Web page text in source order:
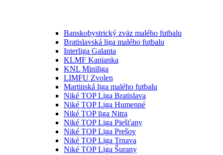
Banskobystrický zväz malého futbalu
Bratislavská liga malého futbalu
Interliga Galanta
KLMF Kanianka
KNL Miniliga
LIMFU Zvolen
Martinská liga malého futbalu
Niké TOP Liga Bratislava
Niké TOP Liga Humenné
Niké TOP liga Nitra
Niké TOP Liga Piešťany
Niké TOP Liga Prešov
Niké TOP Liga Trnava
Niké TOP Liga Šurany